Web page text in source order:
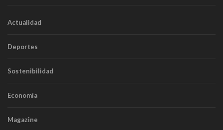
Actualidad
Deportes
Sostenibilidad
Economía
Magazine